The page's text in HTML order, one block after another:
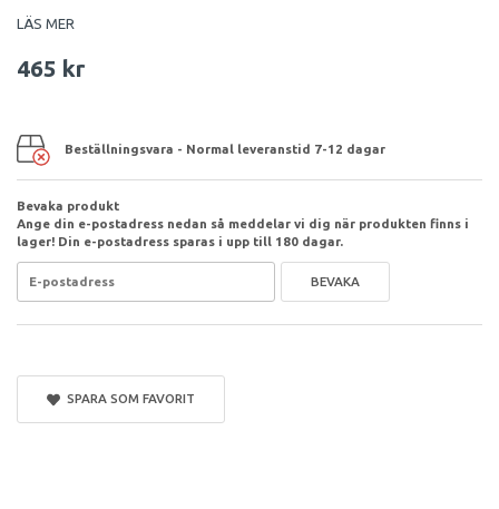
LÄS MER
465 kr
Beställningsvara - Normal leveranstid 7-12 dagar
Bevaka produkt
Ange din e-postadress nedan så meddelar vi dig när produkten finns i
lager! Din e-postadress sparas i upp till 180 dagar.
BEVAKA
SPARA SOM FAVORIT